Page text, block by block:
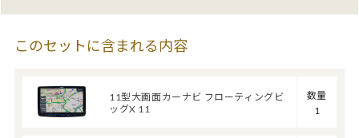
このセットに含まれる内容
11型大画面カーナビ フローティングビ
ッグX 11
数量
1